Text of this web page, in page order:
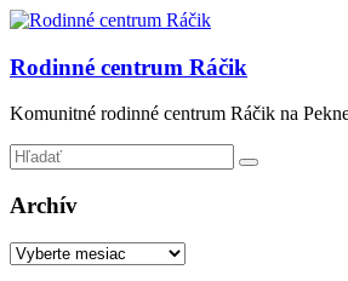
Prejsť
obsah
Rodinné centrum Ráčik
Komunitné rodinné centrum Ráčik na
Archív
Archív